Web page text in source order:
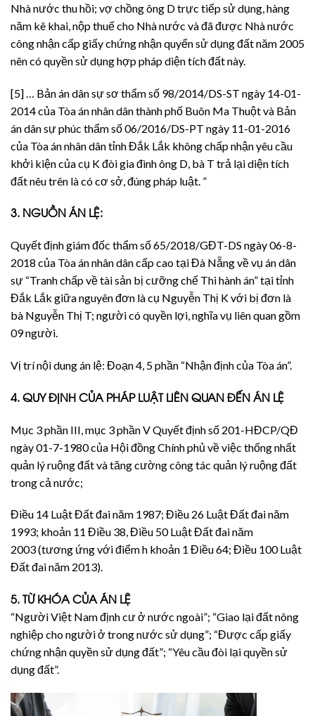
Nhà nước thu hồi; vợ chồng ông D trực tiếp sử dụng, hàng
năm kê khai, nộp thuế cho Nhà nước và đã được Nhà nước
công nhận cấp giấy chứng nhận quyển sử dụng đất năm 2005
nên có quyền sử dụng hợp pháp diện tích đất này.
[5] … Bản án dân sự sơ thẩm số 98/2014/DS-ST ngày 14-01-
2014 của Tòa án nhân dân thành phố Buôn Ma Thuột và Bản
án dân sự phúc thẩm số 06/2016/DS-PT ngày 11-01-2016
của Tòa án nhân dân tỉnh Đắk Lắk không chấp nhận yêu cầu
khởi kiện của cụ K đòi gia đình ông D, bà T trả lại diện tích
đất nêu trên là có cơ sở, đúng pháp luật. ”
3. NGUỒN ÁN LỆ:
Quyết định giám đốc thẩm số 65/2018/GĐT-DS ngày 06-8-
2018 của Tòa án nhân dân cấp cao tại Đà Nẵng về vụ án dân
sự “Tranh chấp về tài sản bị cưỡng chế Thi hành án” tại tỉnh
Đắk Lắk giữa nguyên đơn là cụ Nguyễn Thị K với bị đơn là
bà Nguyễn Thị T; người có quyền lợi, nghĩa vụ liên quan gồm
09 người.
Vị trí nội dung án lệ: Đoạn 4, 5 phần “Nhận định của Tòa án”.
4. QUY ĐỊNH CỦA PHÁP LUẬT LIÊN QUAN ĐẾN ÁN LỆ
Mục 3 phần III, mục 3 phần V Quyết định số 201-HĐCP/QĐ
ngày 01-7-1980 của Hội đồng Chính phủ về việc thống nhất
quản lý ruộng đất và tăng cường công tác quản lý ruộng đất
trong cả nước;
Điều 14 Luật Đất đai năm 1987; Điều 26 Luật Đất đai năm
1993; khoản 11 Điều 38, Điều 50Luật Đất đai năm
2003(tương ứng với điểm h khoản 1 Điều 64; Điều 100Luật
Đất đai năm 2013).
5. TỪ KHÓA CỦA ÁN LỆ
“Người Việt Nam định cư ở nước ngoài”; “Giao lại đất nông
nghiệp cho người ở trong nước sử dụng”; “Được cấp giấy
chứng nhận quyền sử dụng đất”; “Yêu cầu đòi lại quyền sử
dụng đất”.